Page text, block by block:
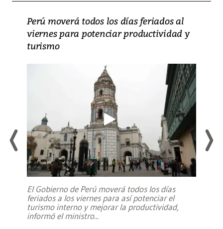
Perú moverá todos los días feriados al
viernes para potenciar productividad y
turismo
El Gobierno de Perú moverá todos los días
feriados a los viernes para así potenciar el
turismo interno y mejorar la productividad,
informó el ministro...